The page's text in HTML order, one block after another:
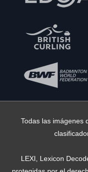
Todas las imágenes
LEXI, Lexicon